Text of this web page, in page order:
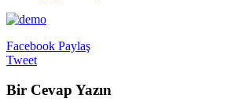
Facebook Paylaş
Tweet
Bir Cevap Yazın